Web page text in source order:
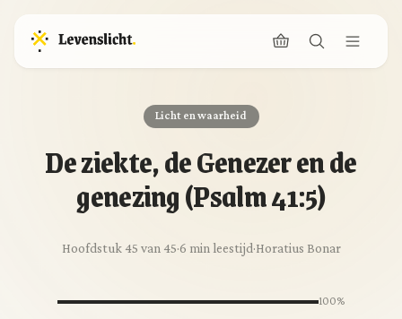
Licht en waarheid
De ziekte, de Genezer en de
genezing (Psalm 41:5)
Hoofdstuk 45 van 45·6 min leestijd·Horatius Bonar
100%